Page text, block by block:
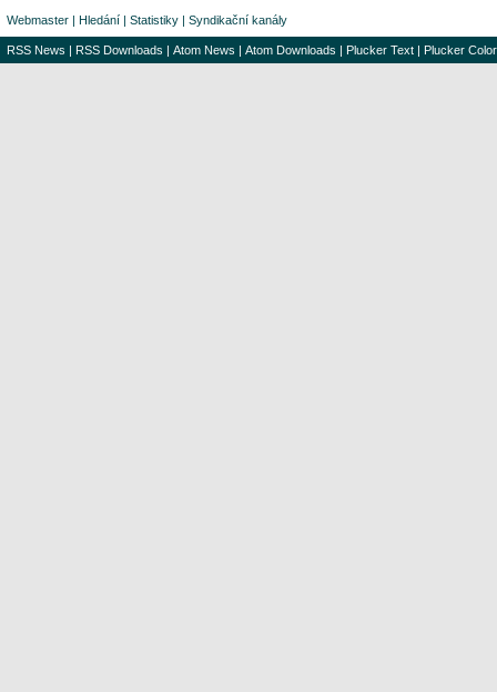
Webmaster | Hledání | Statistiky | Syndikační kanály
RSS News | RSS Downloads | Atom News | Atom Downloads | Plucker Text | Plucker Color